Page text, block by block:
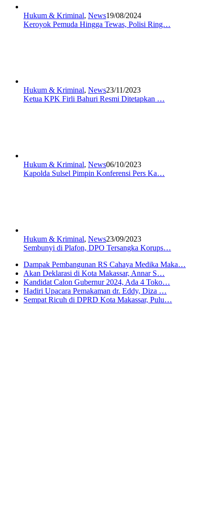
Hukum & Kriminal, News19/08/2024
Keroyok Pemuda Hingga Tewas, Polisi Ring…
Hukum & Kriminal, News23/11/2023
Ketua KPK Firli Bahuri Resmi Ditetapkan …
Hukum & Kriminal, News06/10/2023
Kapolda Sulsel Pimpin Konferensi Pers Ka…
Hukum & Kriminal, News23/09/2023
Sembunyi di Plafon, DPO Tersangka Korups…
Dampak Pembangunan RS Cahaya Medika Maka…
Akan Deklarasi di Kota Makassar, Annar S…
Kandidat Calon Gubernur 2024, Ada 4 Toko…
Hadiri Upacara Pemakaman dr. Eddy, Diza …
Sempat Ricuh di DPRD Kota Makassar, Pulu…